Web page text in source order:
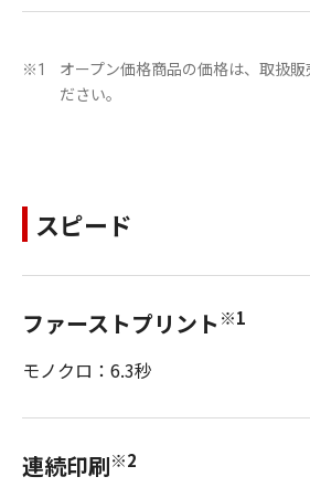
※1
オープン価格商品の価格は、取扱
ださい。
スピード
ファーストプリント ※1
モノクロ：6.3秒
連続印刷※2